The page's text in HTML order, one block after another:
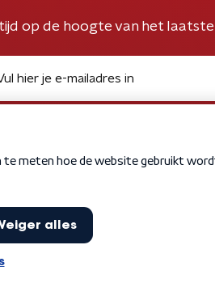
op de hoogte van het laatste